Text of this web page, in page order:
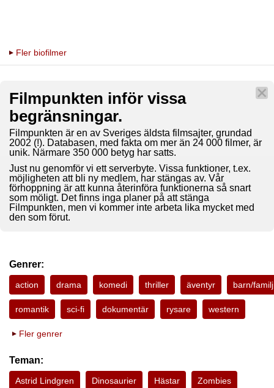
Fler biofilmer
Filmpunkten inför vissa
begränsningar.
Filmpunkten är en av Sveriges äldsta filmsajter, grundad
2002 (!). Databasen, med fakta om mer än 24 000 filmer, är
unik. Närmare 350 000 betyg har satts.
Just nu genomför vi ett serverbyte. Vissa funktioner, t.ex.
möjligheten att bli ny medlem, har stängas av. Vår
förhoppning är att kunna återinföra funktionerna så snart
som möligt. Det finns inga planer på att stänga
Filmpunkten, men vi kommer inte arbeta lika mycket med
den som förut.
Genrer:
action drama komedi thriller äventyr barn/familj
romantik sci-fi dokumentär rysare western
Fler genrer
Teman:
Astrid Lindgren Dinosaurier Hästar Zombies